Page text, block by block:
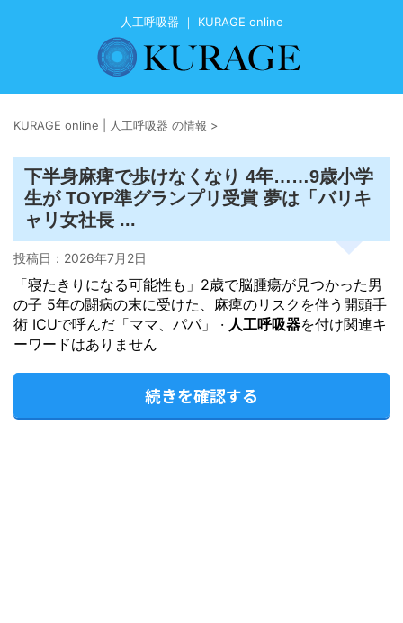
人工呼吸器 ｜ KURAGE online
KURAGE online | 人工呼吸器 の情報 >
下半身麻痺で歩けなくなり 4年……9歳小学
生が TOYP準グランプリ受賞 夢は「バリキ
ャリ女社長 ...
投稿日： 2026年7月2日
「寝たきりになる可能性も」2歳で脳腫瘍が見つかった男
の子 5年の闘病の末に受けた、麻痺のリスクを伴う開頭手
術 ICUで呼んだ「ママ、パパ」 · 人工呼吸器を付け関連キ
ーワードはありません
続きを確認する